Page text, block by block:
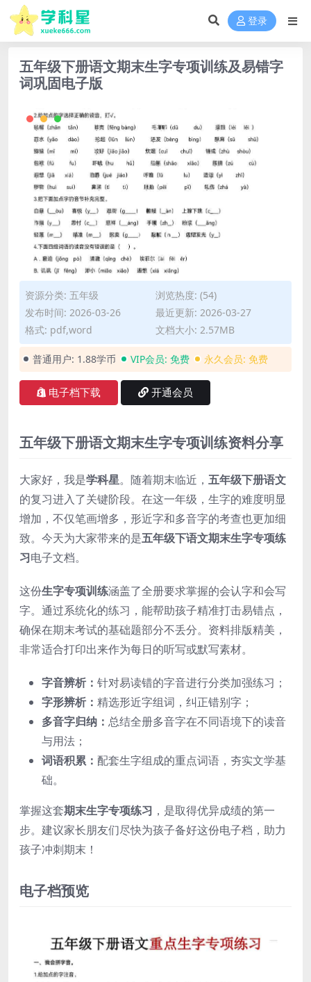
登录
五年级下册语文期末生字专项训练及易错字
词巩固电子版
资源分类: 五年级
浏览热度: (54)
发布时间: 2026-03-26
最近更新: 2026-03-27
格式: pdf,word
文档大小: 2.57MB
普通用户: 1.88学币 VIP会员: 免费 永久会员: 免费
电子档下载 开通会员
五年级下册语文期末生字专项训练资料分享
大家好，我是学科星。随着期末临近， 五年级下册语文
的复习进入了关键阶段。在这一年级，生字的难度明显
增加，不仅笔画增多，形近字和多音字的考查也更加细
致。今天为大家带来的是五年级下语文期末生字专项练
习电子文档。
这份生字专项训练涵盖了全册要求掌握的会认字和会写
字。通过系统化的练习，能帮助孩子精准打击易错点，
确保在期末考试的基础题部分不丢分。资料排版精美，
非常适合打印出来作为每日的听写或默写素材。
字音辨析： 针对易读错的字音进行分类加强练习；
字形辨析： 精选形近字组词，纠正错别字；
多音字归纳： 总结全册多音字在不同语境下的读音
与用法；
词语积累： 配套生字组成的重点词语，夯实文学基
础。
掌握这套期末生字专项练习 ，是取得优异成绩的第一
步。建议家长朋友们尽快为孩子备好这份电子档，助力
孩子冲刺期末！
电子档预览